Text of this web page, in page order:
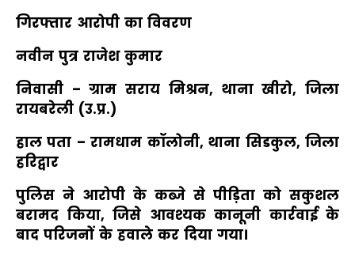
गिरफ्तार आरोपी का विवरण
नवीन पुत्र राजेश कुमार
निवासी – ग्राम सराय मिश्रन, थाना खीरो, जिला
रायबरेली (उ.प्र.)
हाल पता – रामधाम कॉलोनी, थाना सिडकुल, जिला
हरिद्वार
पुलिस ने आरोपी के कब्जे से पीड़िता को सकुशल
बरामद किया, जिसे आवश्यक कानूनी कार्रवाई के
बाद परिजनों के हवाले कर दिया गया।